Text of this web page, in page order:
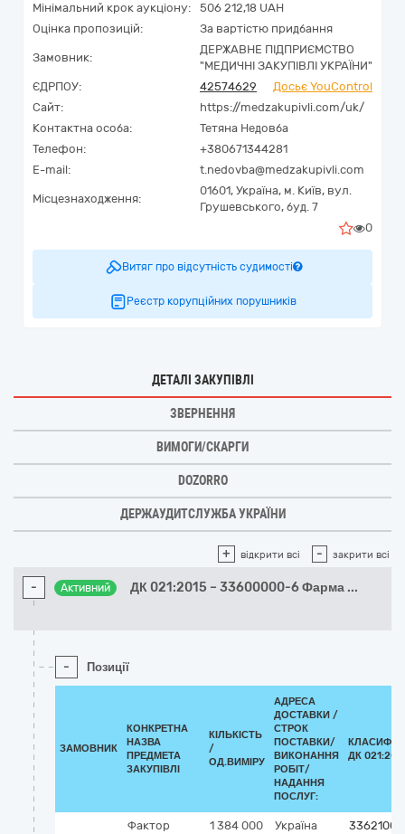
Мінімальний крок аукціону:
506 212,18 UAH
Оцінка пропозицій:
За вартістю придбання
Замовник:
ДЕРЖАВНЕ ПІДПРИЄМСТВО
"МЕДИЧНІ ЗАКУПІВЛІ УКРАЇНИ"
ЄДРПОУ:
42574629
Досьє YouControl
Сайт:
https://medzakupivli.com/uk/
Контактна особа:
Тетяна Недовба
Телефон:
+380671344281
E-mail:
t.nedovba@medzakupivli.com
Місцезнаходження:
01601, Україна, м. Київ, вул.
Грушевського, буд. 7
0
Витяг про відсутність судимості
Реєстр корупційних порушників
ДЕТАЛІ ЗАКУПІВЛІ
ЗВЕРНЕННЯ
ВИМОГИ/СКАРГИ
DOZORRO
ДЕРЖАУДИТСЛУЖБА УКРАЇНИ
+ відкрити всі - закрити всі
- Активний ДК 021:2015 – 33600000-6 Фарма ...
- Позиції
ЗАМОВНИК
КОНКРЕТНА
НАЗВА
ПРЕДМЕТА
ЗАКУПІВЛІ
КІЛЬКІСТЬ
/
ОД.ВИМІРУ
АДРЕСА
ДОСТАВКИ /
СТРОК
ПОСТАВКИ/
ВИКОНАННЯ
РОБІТ/
НАДАННЯ
ПОСЛУГ:
ДК
Фактор
1 384 000
Україна